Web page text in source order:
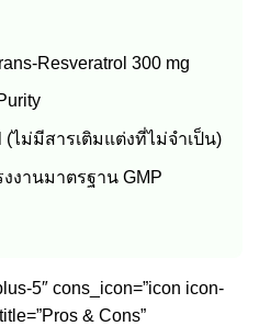
Resveratrol 300 mg
(ไม่มีสารเติมแต่งที่ไม่จำเป็น)
งานมาตรฐาน GMP
5″ cons_icon=”icon icon-
& Cons”